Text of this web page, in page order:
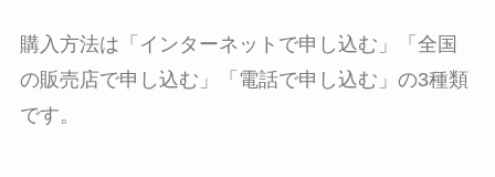
購入方法は 「インターネット で申し込む 」「全国
の販売店で申し込む」「電話で申し込む」 の3種類
です。